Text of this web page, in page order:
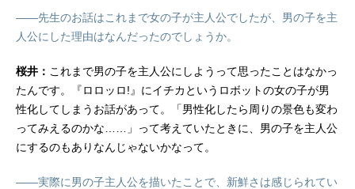
――先生のお話はこれまで女の子が主人公でしたが、男の子を主
人公にした理由はなんだったのでしょうか。
桜井： これまで男の子を主人公にしようって思ったことはなかっ
たんです。『ロロッロ!』にイチカというロボットの女の子が男
性化してしまうお話があって。「男性化したら周りの景色も変わ
ってみえるのかな……」って考えていたときに、男の子を主人公
にするのもありなんじゃないかなって。
――実際に男の子主人公を描いたことで、新鮮さは感じられてい